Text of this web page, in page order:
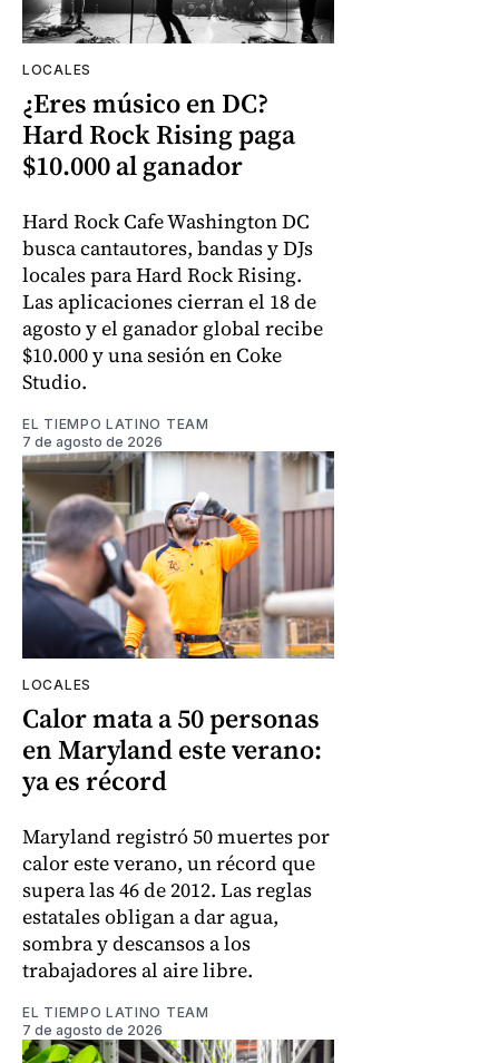
LOCALES
¿Eres músico en DC?
Hard Rock Rising paga
$10.000 al ganador
Hard Rock Cafe Washington DC
busca cantautores, bandas y DJs
locales para Hard Rock Rising.
Las aplicaciones cierran el 18 de
agosto y el ganador global recibe
$10.000 y una sesión en Coke
Studio.
EL TIEMPO LATINO TEAM
7 de agosto de 2026
LOCALES
Calor mata a 50 personas
en Maryland este verano:
ya es récord
Maryland registró 50 muertes por
calor este verano, un récord que
supera las 46 de 2012. Las reglas
estatales obligan a dar agua,
sombra y descansos a los
trabajadores al aire libre.
EL TIEMPO LATINO TEAM
7 de agosto de 2026